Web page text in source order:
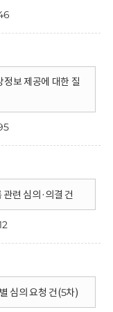
보 제공에 대한 질
련 심의·의결 건
심의 요청 건(5차)